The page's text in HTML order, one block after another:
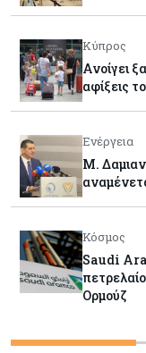
Κύπρος
Ανοίγει
αφίξεις
Ενέργεια
Μ.
Κόσμος
Saudi
Ορμούζ
Κύπρος